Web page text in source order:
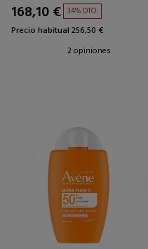
168,10 € 34% DTO.
Precio habitual 256,50 €
2 opiniones